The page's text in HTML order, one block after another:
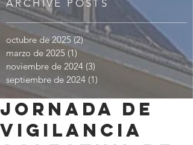
ARCHIVE POSTS
octubre de 2025 (2)2 entradas
marzo de 2025 (1)1 entrada
noviembre de 2024 (3) 3 entradas
septiembre de 2024 (1)
Jornada de
Vigilancia